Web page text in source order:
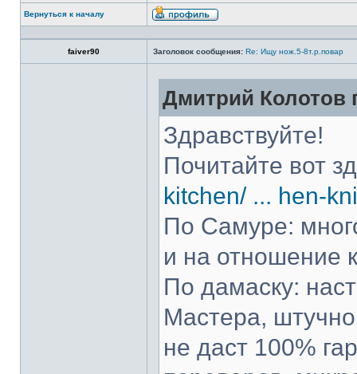
Вернуться к началу
faiver90 Заголовок сообщения: Re: Ищу нож.5-8т.р.повар
Дмитрий Колотов
Здравствуйте!
Почитайте вот
kitchen/ ... hen-
По Самуре:
и на отношение
По дамаску:
Мастера,
не даст 100%